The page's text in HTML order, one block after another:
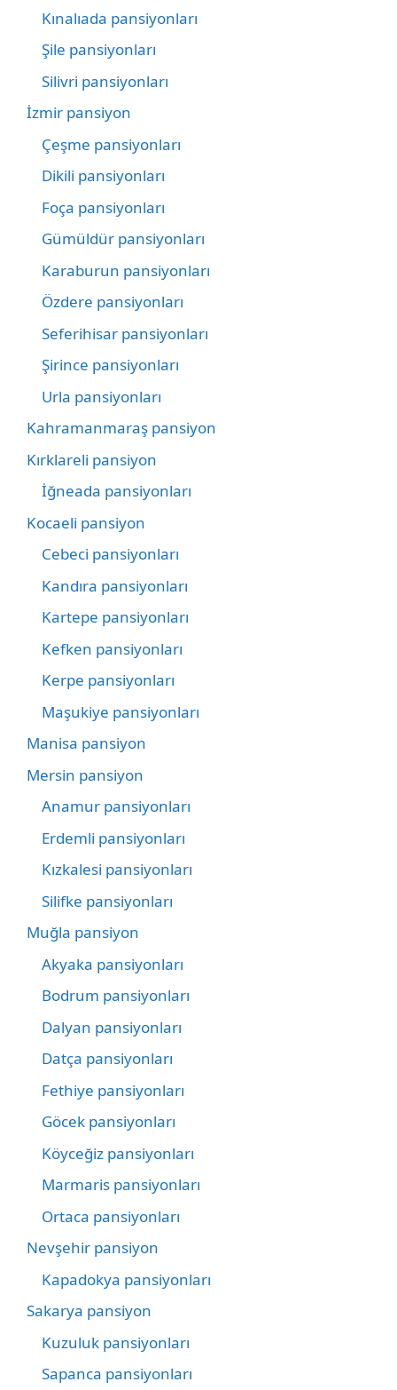
Kınalıada pansiyonları
Şile pansiyonları
Silivri pansiyonları
İzmir pansiyon
Çeşme pansiyonları
Dikili pansiyonları
Foça pansiyonları
Gümüldür pansiyonları
Karaburun pansiyonları
Özdere pansiyonları
Seferihisar pansiyonları
Şirince pansiyonları
Urla pansiyonları
Kahramanmaraş pansiyon
Kırklareli pansiyon
İğneada pansiyonları
Kocaeli pansiyon
Cebeci pansiyonları
Kandıra pansiyonları
Kartepe pansiyonları
Kefken pansiyonları
Kerpe pansiyonları
Maşukiye pansiyonları
Manisa pansiyon
Mersin pansiyon
Anamur pansiyonları
Erdemli pansiyonları
Kızkalesi pansiyonları
Silifke pansiyonları
Muğla pansiyon
Akyaka pansiyonları
Bodrum pansiyonları
Dalyan pansiyonları
Datça pansiyonları
Fethiye pansiyonları
Göcek pansiyonları
Köyceğiz pansiyonları
Marmaris pansiyonları
Ortaca pansiyonları
Nevşehir pansiyon
Kapadokya pansiyonları
Sakarya pansiyon
Kuzuluk pansiyonları
Sapanca pansiyonları